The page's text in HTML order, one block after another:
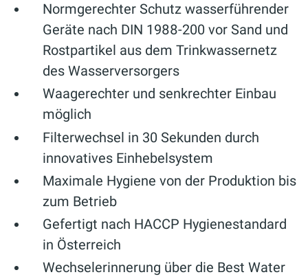
Normgerechter Schutz wasserführender
Geräte nach DIN 1988-200 vor Sand und
Rostpartikel aus dem Trinkwassernetz
des Wasserversorgers
Waagerechter und senkrechter Einbau
möglich
Filterwechsel in 30 Sekunden durch
innovatives Einhebelsystem
Maximale Hygiene von der Produktion bis
zum Betrieb
Gefertigt nach HACCP Hygienestandard
in Österreich
Wechselerinnerung über die Best Water